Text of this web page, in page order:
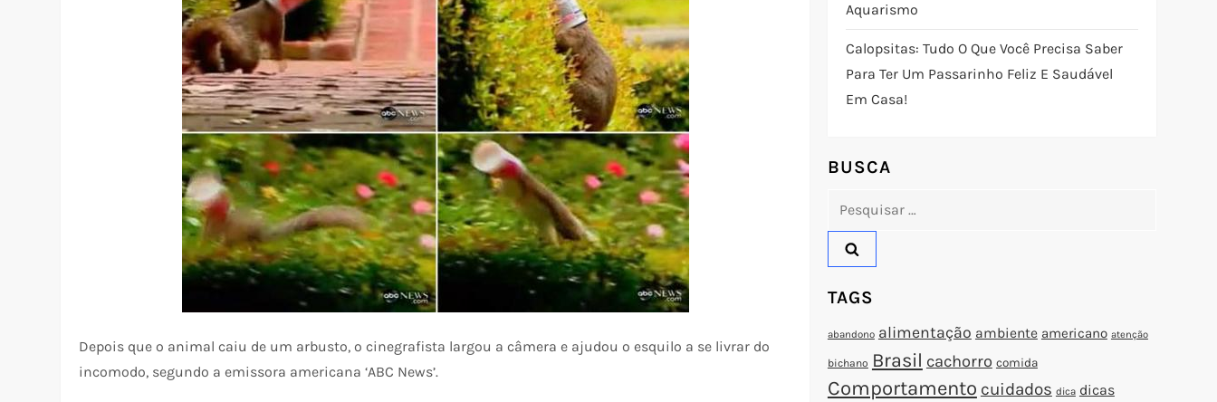
Depois que o animal caiu de um arbusto, o cinegrafista largou a câmera e ajudou o esquilo a se livrar do
incomodo, segundo a emissora americana ‘ABC News’.
Aquarismo
Calopsitas: Tudo O Que Você Precisa Saber
Para Ter Um Passarinho Feliz E Saudável
Em Casa!
BUSCA
Pesquisar
TAGS
abandono alimentação ambiente americano atenção
bichano Brasil cachorro comida
Comportamento cuidados dica dicas